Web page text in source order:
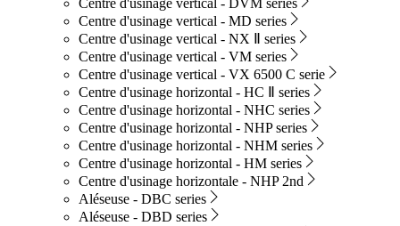
Centre d'usinage vertical - DVM series
Centre d'usinage vertical - MD series
Centre d'usinage vertical - NX Ⅱ series
Centre d'usinage vertical - VM series
Centre d'usinage vertical - VX 6500 C serie
Centre d'usinage horizontal - HC Ⅱ series
Centre d'usinage horizontal - NHC series
Centre d'usinage horizontal - NHP series
Centre d'usinage horizontal - NHM series
Centre d'usinage horizontal - HM series
Centre d'usinage horizontale - NHP 2nd
Aléseuse - DBC series
Aléseuse - DBD series